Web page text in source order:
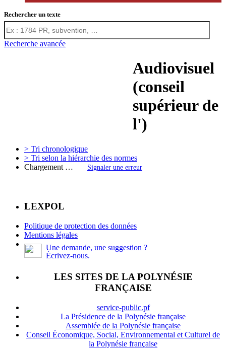
Rechercher un texte
Recherche avancée
Audiovisuel
(conseil
supérieur de
l')
> Tri chronologique
> Tri selon la hiérarchie des normes
Chargement …
Signaler une erreur
LEXPOL
Politique de protection des données
Mentions légales
Une demande, une suggestion ?
Écrivez-nous.
LES SITES DE LA POLYNÉSIE
FRANÇAISE
service-public.pf
La Présidence de la Polynésie française
Assemblée de la Polynésie française
Conseil Économique, Social, Environnemental et Culturel de
la Polynésie française